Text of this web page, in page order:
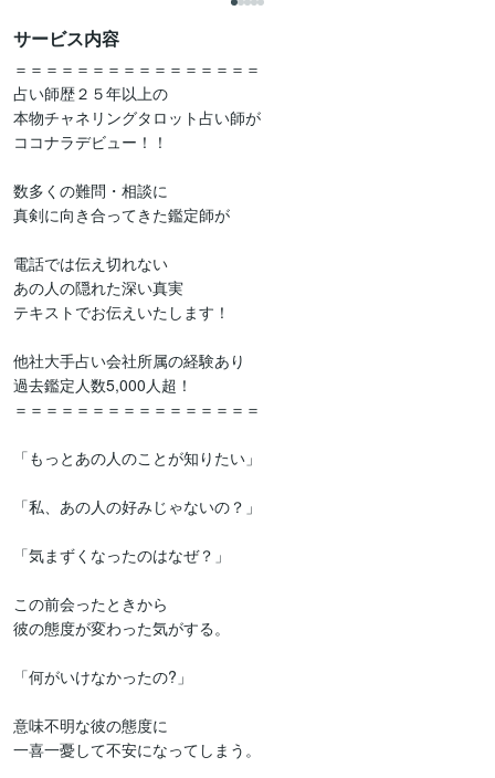
サービス内容
＝＝＝＝＝＝＝＝＝＝＝＝＝＝＝＝
占い師歴２５年以上の
本物チャネリングタロット占い師が
ココナラデビュー！！
数多くの難問・相談に
真剣に向き合ってきた鑑定師が
電話では伝え切れない
あの人の隠れた深い真実
テキストでお伝えいたします！
他社大手占い会社所属の経験あり
過去鑑定人数5,000人超！
＝＝＝＝＝＝＝＝＝＝＝＝＝＝＝＝
「もっとあの人のことが知りたい」
「私、あの人の好みじゃないの？」
「気まずくなったのはなぜ？」
この前会ったときから
彼の態度が変わった気がする。
「何がいけなかったの?」
意味不明な彼の態度に
一喜一憂して不安になってしまう。